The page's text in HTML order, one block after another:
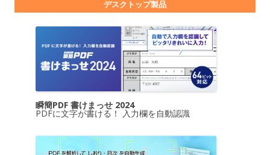
デスクトップ製品
瞬簡PDF 書けまっせ 2024
PDFに文字が書ける！ 入力欄を自動認識